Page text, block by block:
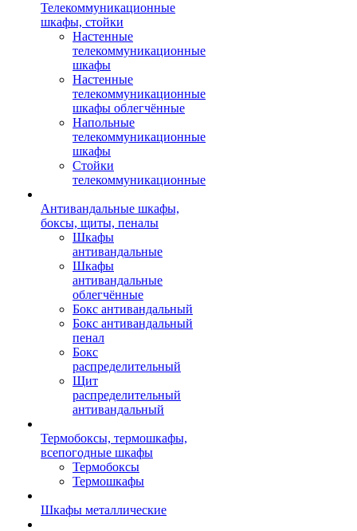
Телекоммуникационные
шкафы, стойки
Настенные
телекоммуникационные
шкафы
Настенные
телекоммуникационные
шкафы облегчённые
Напольные
телекоммуникационные
шкафы
Стойки
телекоммуникационные
Антивандальные шкафы,
боксы, щиты, пеналы
Шкафы
антивандальные
Шкафы
антивандальные
облегчённые
Бокс антивандальный
Бокс антивандальный
пенал
Бокс
распределительный
Щит
распределительный
антивандальный
Термобоксы, термошкафы,
всепогодные шкафы
Термобоксы
Термошкафы
Шкафы металлические